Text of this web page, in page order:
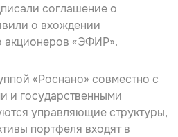
соглашение о
о вхождении
акционеров «ЭФИР».
«Роснано» совместно с
и государственными
управляющие структуры,
портфеля входят в